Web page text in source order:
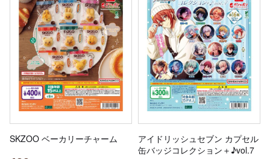
SKZOO ベーカリーチャーム
アイドリッシュセブン カプセル
缶バッジコレクション＋♪vol.7